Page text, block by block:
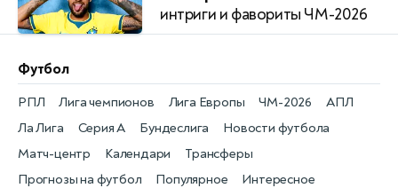
интриги и фавориты ЧМ-2026
Футбол
Новости футбола
РПЛ
Матч-центр
Лига чемпионов
Календари
Лига Европы
Трансферы
ЧМ-2026
Прогнозы на футбол
АПЛ
Популярное
Ла Лига
Интересное
Серия А Бундеслига